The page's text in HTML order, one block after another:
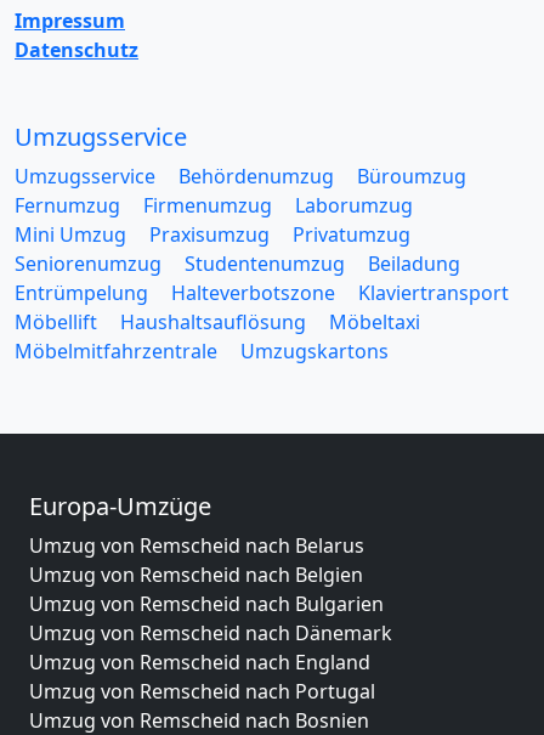
Impressum
Datenschutz
Umzugsservice
Umzugsservice Behördenumzug
Büroumzug
Fernumzug
Firmenumzug
Laborumzug
Mini Umzug
Praxisumzug
Privatumzug
Seniorenumzug
Studentenumzug
Beiladung
Entrümpelung
Halteverbotszone
Klaviertransport
Möbellift
Haushaltsauflösung
Möbeltaxi
Möbelmitfahrzentrale
Umzugskartons
Europa-Umzüge
Umzug von Remscheid nach Belarus
Umzug von Remscheid nach Belgien
Umzug von Remscheid nach Bulgarien
Umzug von Remscheid nach Dänemark
Umzug von Remscheid nach England
Umzug von Remscheid nach Portugal
Umzug von Remscheid nach Bosnien